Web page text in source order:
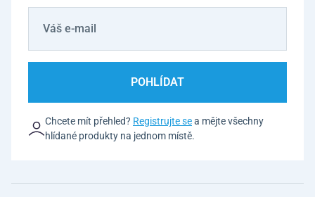
POHLÍDAT
Chcete mít přehled? Registrujte sea mějte všechny
hlídané produkty na jednom místě.